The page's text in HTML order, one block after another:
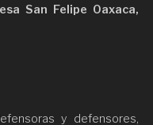
San Felipe Oaxaca,
y defensores,